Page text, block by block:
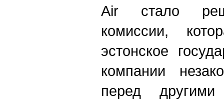
Air стало
комиссии,
эстонское
компании
перед другими